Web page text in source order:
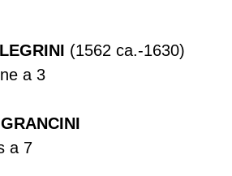
(1562 ca.-1630)
a 3
a 7